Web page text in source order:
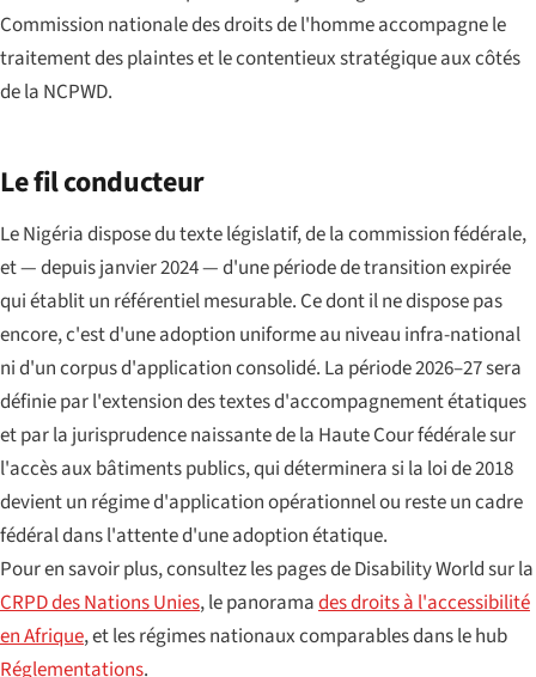
Commission nationale des droits de l'homme accompagne le
traitement des plaintes et le contentieux stratégique aux côtés
de la NCPWD.
Le fil conducteur
Le Nigéria dispose du texte législatif, de la commission fédérale,
et — depuis janvier 2024 — d'une période de transition expirée
qui établit un référentiel mesurable. Ce dont il ne dispose pas
encore, c'est d'une adoption uniforme au niveau infra-national
ni d'un corpus d'application consolidé. La période 2026–27 sera
définie par l'extension des textes d'accompagnement étatiques
et par la jurisprudence naissante de la Haute Cour fédérale sur
l'accès aux bâtiments publics, qui déterminera si la loi de 2018
devient un régime d'application opérationnel ou reste un cadre
fédéral dans l'attente d'une adoption étatique.
Pour en savoir plus, consultez les pages de Disability World sur la
CRPD des Nations Unies, le panoramades droits à l'accessibilité
en Afrique, et les régimes nationaux comparables dans le hub
Réglementations.